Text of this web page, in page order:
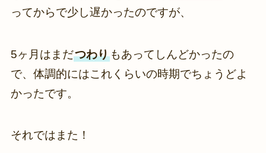
ってからで少し遅かったのですが、
5ヶ月はまだつわりもあってしんどかったの
で、体調的にはこれくらいの時期でちょうどよ
かったです。
それではまた！